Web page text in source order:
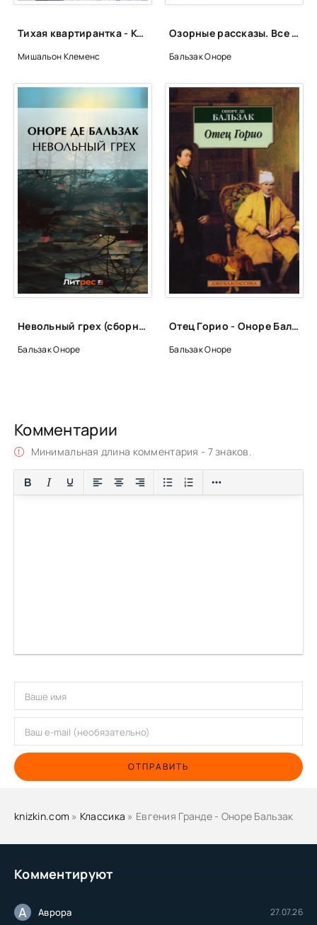
Комментируют
А Аврора 27.07.26
gl06-03
gl06-04
gl06-05
Тихая квартирантка - Клеменс Мишальон
Мишальон Клеменс
Озорные рассказы. Все три десятка - Оноре де Бальзак
Бальзак Оноре
Невольный грех (сборник) - Оноре де Бальзак
Бальзак Оноре
Отец Горио - Оноре Бальзак
Бальзак Оноре
Комментарии
Минимальная длина комментария - 7 знаков.
ОТПРАВИТЬ
knizkin.com » Классика » Евгения Гранде - Оноре Бальзак